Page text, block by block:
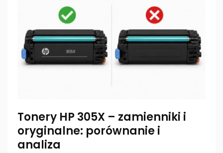
Tonery HP 305X – zamienniki i
oryginalne: porównanie i
analiza